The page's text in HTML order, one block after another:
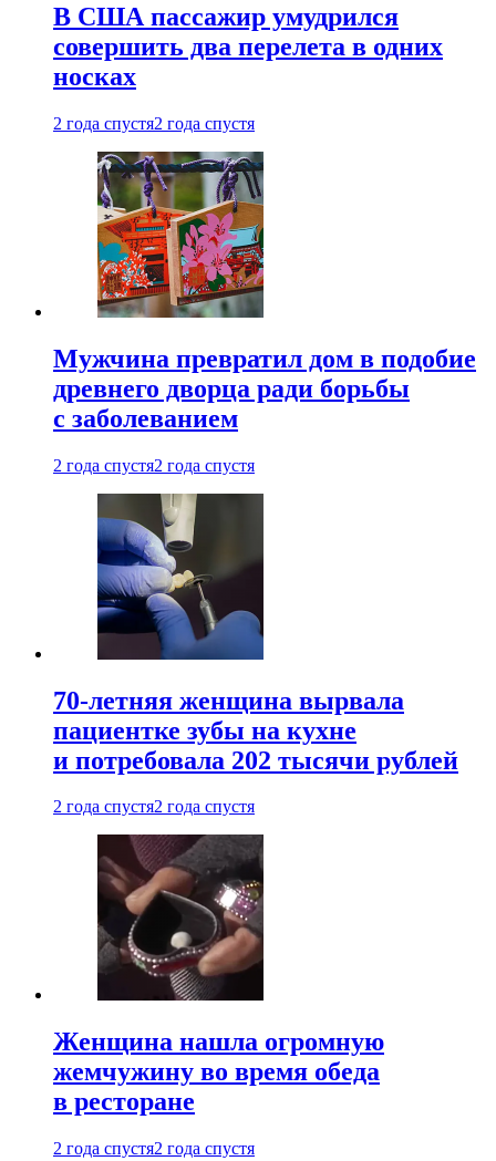
В США пассажир умудрился
совершить два перелета в одних
носках
2 года спустя2 года спустя
Мужчина превратил дом в подобие
древнего дворца ради борьбы
с заболеванием
2 года спустя2 года спустя
70-летняя женщина вырвала
пациентке зубы на кухне
и потребовала 202 тысячи рублей
2 года спустя2 года спустя
Женщина нашла огромную
жемчужину во время обеда
в ресторане
2 года спустя2 года спустя